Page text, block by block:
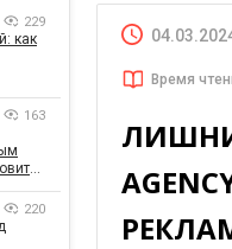
Время
229
как
163
220